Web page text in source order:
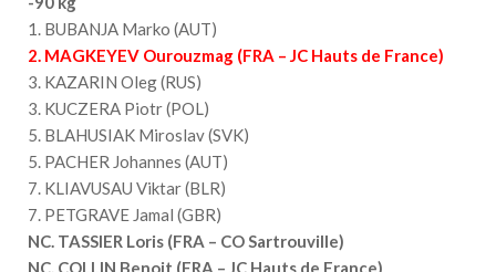
1. BUBANJA Marko (AUT)
2. MAGKEYEV Ourouzmag (FRA – JC Hauts de France)
3. KAZARIN Oleg (RUS)
3. KUCZERA Piotr (POL)
5. BLAHUSIAK Miroslav (SVK)
5. PACHER Johannes (AUT)
7. KLIAVUSAU Viktar (BLR)
7. PETGRAVE Jamal (GBR)
NC. TASSIER Loris (FRA – CO Sartrouville)
NC. COLLIN Benoit (FRA – JC Hauts de France)